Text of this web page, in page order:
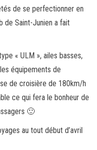
de se perfectionner en
de Saint-Junien a fait
« ULM », ailes basses,
équipements de
de croisière de 180km/h
ce qui fera le bonheur de
🙂
au tout début d’avril